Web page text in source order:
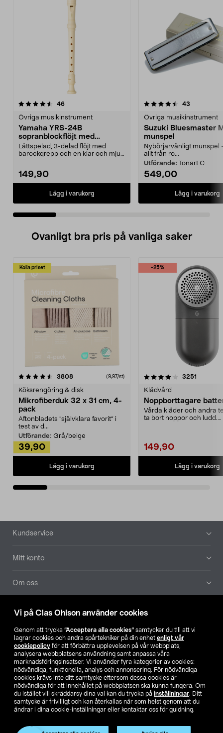
Vi på Clas Ohlson använder cookies
Genom att trycka ”Acceptera alla cookies” samtycker du till att vi
lagrar cookies och andra spårtekniker på din enhet enligt vår
cookiepolicy för att förbättra upplevelsen på vår webbplats,
analysera webbplatsens användning samt anpassa våra
marknadsföringsinsatser. Vi använder fyra kategorier av cookies:
nödvändiga, funktionella, analys och annonsering. För nödvändiga
cookies krävs inte ditt samtycke eftersom dessa cookies är
nödvändiga för att innehållet på webbplatsen ska kunna fungera. Om
du istället vill skräddarsy dina val kan du trycka på inställningar. Ditt
samtycke är frivilligt och kan återkallas när som helst genom att du
ändrar i dina cookie-inställningar eller kontaktar oss för guidning.
46recensioner
Övriga musikinstrument
Yamaha YRS-24B
sopranblockflöjt med
barockgrepp
Lättspelad, 3-delad flöjt med
barockgrepp och en klar och mjuk
149,90
Lägg i varukorg
4.5 av 5 stjärnor 43
Övriga musikinstrument
Suzuki Bluesmaster
munspel
Nybörjarvänligt munspel
allt från ro...
Utförande:
Tonart C
549,00
Lägg i varukorg
4.5 av 5 stjärnor
Ovanligt bra pris på vanliga saker
Kolla priset
3808recensioner (9,97/st)
Köksrengöring & disk
Mikrofiberduk 32 x 31 cm, 4-
pack
Aftonbladets "självklara favorit” i
test av d...
Utförande: Grå/beige
39,90
Lägg i varukorg
-25%
4.0av 5 stjärnor 3251
Klädvård
Noppborttagare
Vårda kläder och andra
ta bort noppor och ludd.
149,90
Lägg i varukorg
4.5av 5 stjärnor
Sidfot
Kundservice
Mitt konto
Om oss
Aktuellt
Våra bolag
Hitta butik
SE NO FI